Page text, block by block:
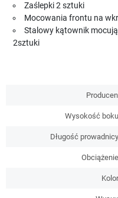
Zaślepki 2 sztuki
Mocowania frontu na
Stalowy kątownik
2sztuki
Wysokość
Długość